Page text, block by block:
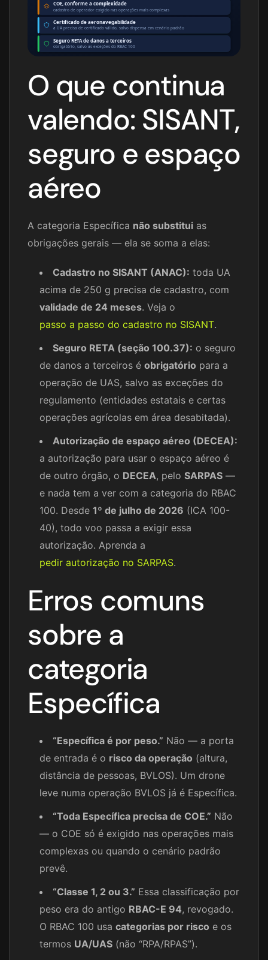
COE, conforme a complexidade
cadastro de operador exigido nas operações mais complexas
Certificado de aeronavegabilidade
a UA precisa de certificado válido, salvo dispensa em cenário padrão
Seguro RETA de danos a terceiros
obrigatório, salvo as exceções do RBAC 100
O que continua
valendo: SISANT,
seguro e espaço
aéreo
A categoria Específica não substitui as
obrigações gerais — ela se soma a elas:
Cadastro no SISANT (ANAC): toda UA
acima de 250 g precisa de cadastro, com
validade de 24 meses. Veja o
passo a passo do cadastro no SISANT.
Seguro RETA (seção 100.37): o seguro
de danos a terceiros é obrigatório para a
operação de UAS, salvo as exceções do
regulamento (entidades estatais e certas
operações agrícolas em área desabitada).
Autorização de espaço aéreo (DECEA):
a autorização para usar o espaço aéreo é
de outro órgão, o DECEA, pelo SARPAS —
e nada tem a ver com a categoria do RBAC
100. Desde 1º de julho de 2026 (ICA 100-
40), todo voo passa a exigir essa
autorização. Aprenda a
pedir autorização no SARPAS.
Erros comuns
sobre a
categoria
Específica
“Específica é por peso.” Não — a porta
de entrada é o risco da operação (altura,
distância de pessoas, BVLOS). Um drone
leve numa operação BVLOS já é Específica.
“Toda Específica precisa de COE.” Não
— o COE só é exigido nas operações mais
complexas ou quando o cenário padrão
prevê.
“Classe 1, 2 ou 3.” Essa classificação por
peso era do antigo RBAC-E 94, revogado.
O RBAC 100 usa categorias por risco e os
termos UA/UAS (não “RPA/RPAS”).